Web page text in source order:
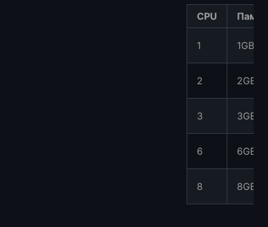
CPU
1 1GB
2 2GB
3 3GB
6 6GB
8 8GB